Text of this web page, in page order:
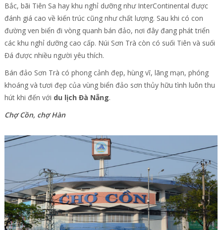
Bắc, bãi Tiên Sa hay khu nghỉ dưỡng như InterContinental được
đánh giá cao về kiến trúc cũng như chất lượng. Sau khi có con
đường ven biển đi vòng quanh bán đảo, nơi đây đang phát triển
các khu nghỉ dưỡng cao cấp. Núi Sơn Trà còn có suối Tiên và suối
Đá được nhiều người yêu thích.
Bán đảo Sơn Trà có phong cảnh đẹp, hùng vĩ, lãng mạn, phóng
khoáng và tươi đẹp của vùng biển đảo sơn thủy hữu tình luôn thu
hút khi đến với du lịch Đà Nẵng.
Chợ Cồn, chợ Hàn